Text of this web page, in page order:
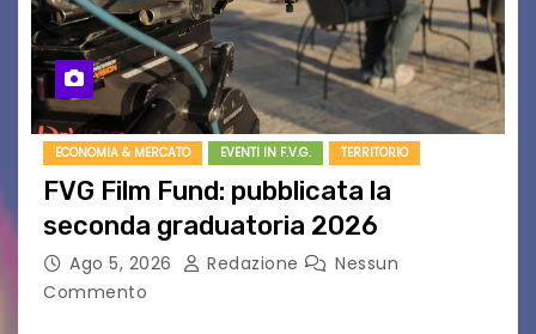
ECONOMIA & MERCATO EVENTI IN F.V.G. TERRITORIO
FVG Film Fund: pubblicata la
seconda graduatoria 2026
Ago 5, 2026 Redazione
Nessun
Commento